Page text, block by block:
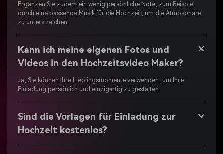
Ergänzen Sie zudem ein wenig persönliche Note, zum Beispiel
durch eine passende Musik für die Hochzeit, um die Atmosphäre
zu unterstreichen.
Kann ich meine eigenen Fotos und
Videos in den Hochzeitsvideo Maker?
Ja, Sie können Ihre Lieblingsmomente verwenden, um Ihre
Einladung persönlich und einzigartig zu gestalten.
Sind die Vorlagen für Einladung zur
Hochzeit kostenlos?